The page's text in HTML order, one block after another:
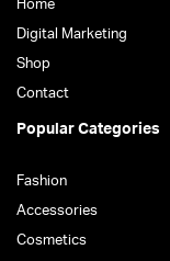
Home
Digital Marketing
Shop
Contact
Popular Categories
Fashion
Accessories
Cosmetics